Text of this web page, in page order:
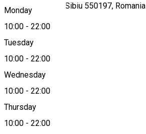
Monday
10:00 - 22:00
Tuesday
10:00 - 22:00
Wednesday
10:00 - 22:00
Thursday
10:00 - 22:00
Strada Ludoș 31, Sibiu 550197, Romania
Map